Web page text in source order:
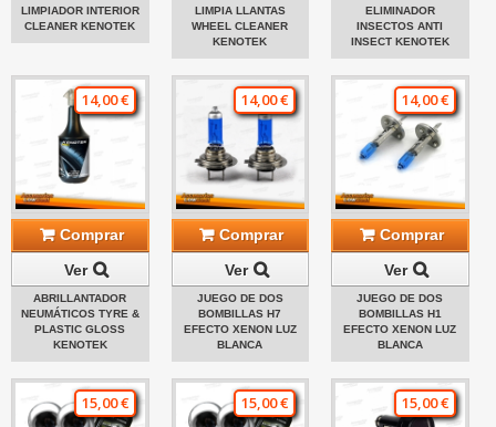
LIMPIADOR INTERIOR
CLEANER KENOTEK
LIMPIA LLANTAS
WHEEL CLEANER
KENOTEK
ELIMINADOR
INSECTOS ANTI
INSECT KENOTEK
14,00 €
Comprar
Ver
ABRILLANTADOR
NEUMÁTICOS TYRE &
PLASTIC GLOSS
KENOTEK
14,00 €
Comprar
Ver
JUEGO DE DOS
BOMBILLAS H7
EFECTO XENON LUZ
BLANCA
14,00 €
Comprar
Ver
JUEGO DE DOS
BOMBILLAS H1
EFECTO XENON LUZ
BLANCA
15,00 € 15,00 € 15,00 €